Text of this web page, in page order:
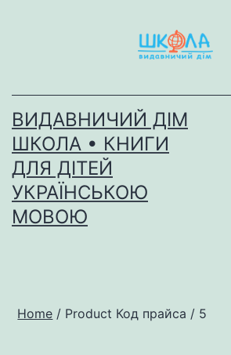
ВИДАВНИЧИЙ ДІМ
ШКОЛА • КНИГИ
ДЛЯ ДІТЕЙ
УКРАЇНСЬКОЮ
МОВОЮ
Home / Product Код прайса / 5